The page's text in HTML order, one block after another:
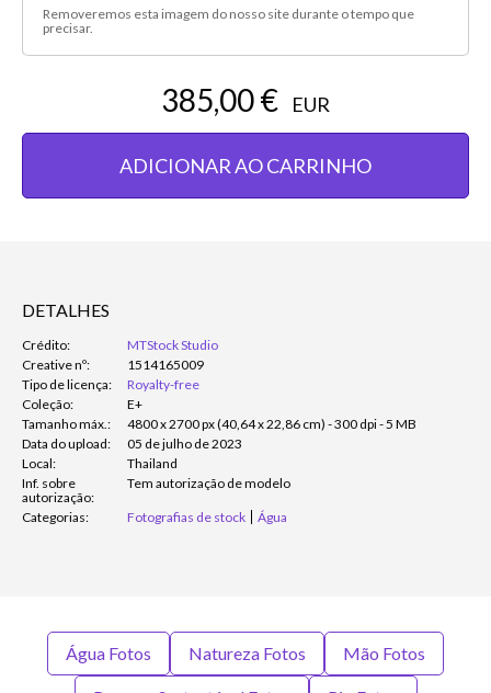
Removeremos esta imagem do nosso site durante o tempo que
precisar.
385,00 € EUR
ADICIONAR AO CARRINHO
DETALHES
Crédito:
MTStock Studio
Creative nº:
1514165009
Tipo de licença:
Royalty-free
Coleção:
E+
Tamanho máx.:
4800 x 2700 px (40,64 x 22,86 cm) - 300 dpi - 5 MB
Data do upload:
05 de julho de 2023
Local:
Thailand
Inf. sobre
autorização:
Tem autorização de modelo
Categorias: Fotografias de stock Água
Água Fotos Natureza Fotos Mão Fotos